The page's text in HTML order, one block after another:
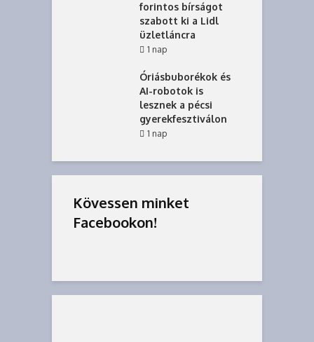
forintos bírságot
szabott ki a Lidl
üzletláncra
1 nap
Óriásbuborékok és
AI-robotok is
lesznek a pécsi
gyerekfesztiválon
1 nap
Kövessen minket
Facebookon!